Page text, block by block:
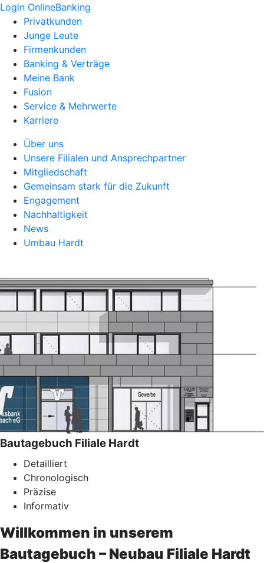
Login OnlineBanking
Privatkunden
Junge Leute
Firmenkunden
Banking & Verträge
Meine Bank
Fusion
Service & Mehrwerte
Karriere
Über uns
Unsere Filialen und Ansprechpartner
Mitgliedschaft
Gemeinsam stark für die Zukunft
Engagement
Nachhaltigkeit
News
Umbau Hardt
Bautagebuch Filiale Hardt
Detailliert
Chronologisch
Präzise
Informativ
Willkommen in unserem
Bautagebuch – Neubau Filiale Hardt